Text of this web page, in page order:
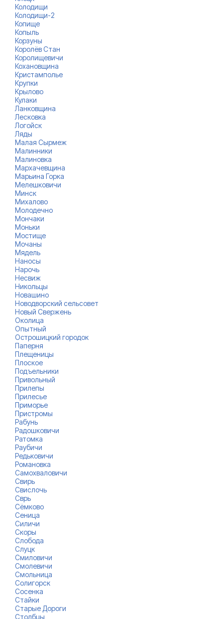
Колодищи
Колодищи-2
Копище
Копыль
Корзуны
Королёв Стан
Королищевичи
Кохановщина
Кристамполье
Крупки
Крылово
Кулаки
Ланковщина
Лесковка
Логойск
Ляды
Малая Сырмеж
Малинники
Малиновка
Мархачевщина
Марьина Горка
Мелешковичи
Минск
Михалово
Молодечно
Мончаки
Моньки
Мостище
Мочаны
Мядель
Наносы
Нарочь
Несвиж
Никольцы
Новашино
Новодворский сельсовет
Новый Свержень
Околица
Опытный
Острошицкий городок
Паперня
Плещеницы
Плоское
Подъельники
Привольный
Прилепы
Прилесье
Приморье
Пристромы
Рабунь
Радошковичи
Ратомка
Раубичи
Редьковичи
Романовка
Самохваловичи
Свирь
Свислочь
Сврь
Сёмково
Сеница
Силичи
Скоры
Слобода
Слуцк
Смиловичи
Смолевичи
Смольница
Солигорск
Сосенка
Стайки
Старые Дороги
Столбцы